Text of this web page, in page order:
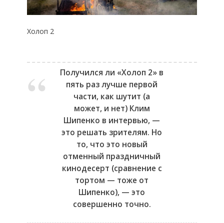
Холоп 2
Получился ли «Холоп 2» в
пять раз лучше первой
части, как шутит (а
может, и нет) Клим
Шипенко в интервью, —
это решать зрителям. Но
то, что это новый
отменный праздничный
кинодесерт (сравнение с
тортом — тоже от
Шипенко), — это
совершенно точно.